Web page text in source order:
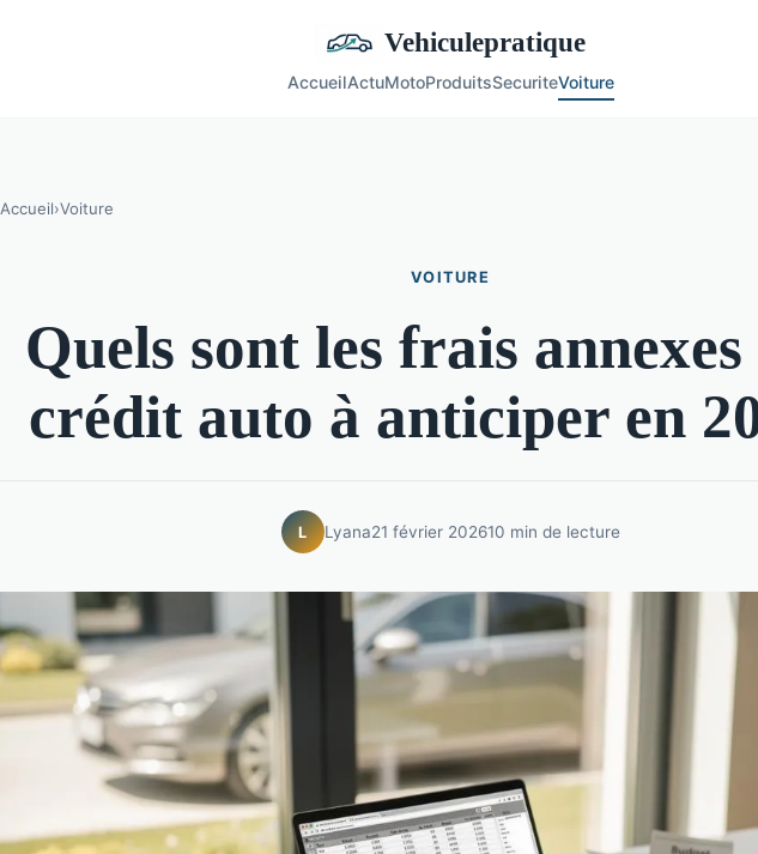
Vehiculepratique
AccueilActuMotoProduitsSecuriteVoiture
Accueil›Voiture
VOITURE
Quels sont les frais
crédit auto à anticiper en
L Lyana21 février 202610 min de lecture